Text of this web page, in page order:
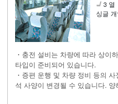
3 열
싱글
・충전 설비는 차량에 따라 상이
타입이 준비되어 있습니다.
・증편 운행 및 차량 정비 등의
석 사양이 변경될 수 있습니다.